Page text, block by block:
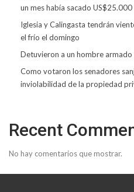
un mes había sacado
Iglesia y Calingasta tendrán
el frío el domingo
Detuvieron a un hombre
Como votaron los senadores
inviolabilidad de la propiedad
Recent
No hay comentarios que mostrar.